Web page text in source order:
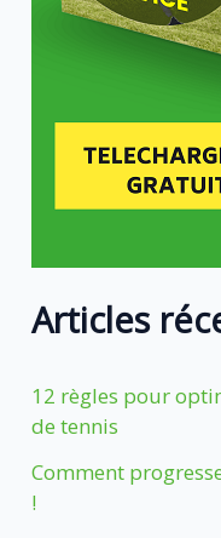
Articles
12 règles pour
de tennis
Comment
!